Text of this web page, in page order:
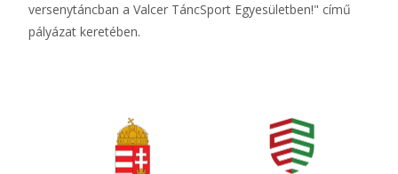
versenytáncban a Valcer TáncSport Egyesületben!" című
pályázat keretében.